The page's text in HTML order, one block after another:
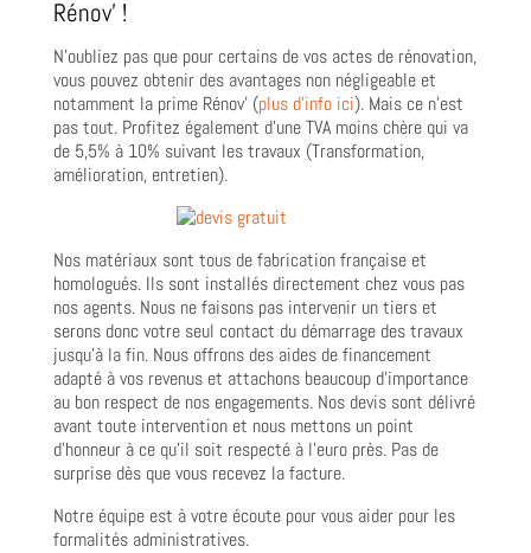
Rénov’ !
N’oubliez pas que pour certains de vos actes de rénovation,
vous pouvez obtenir des avantages non négligeable et
notamment la prime Rénov’ (plus d’info ici). Mais ce n’est
pas tout. Profitez également d’une TVA moins chère qui va
de 5,5% à 10% suivant les travaux (Transformation,
amélioration, entretien).
Nos matériaux sont tous de fabrication française et
homologués. Ils sont installés directement chez vous pas
nos agents. Nous ne faisons pas intervenir un tiers et
serons donc votre seul contact du démarrage des travaux
jusqu’à la fin. Nous offrons des aides de financement
adapté à vos revenus et attachons beaucoup d’importance
au bon respect de nos engagements. Nos devis sont délivré
avant toute intervention et nous mettons un point
d’honneur à ce qu’il soit respecté à l’euro près. Pas de
surprise dès que vous recevez la facture.
Notre équipe est à votre écoute pour vous aider pour les
formalités administratives.